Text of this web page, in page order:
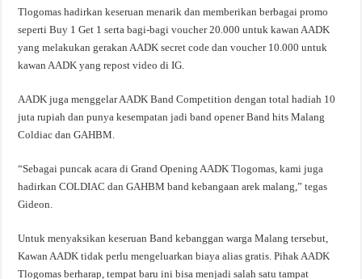
Tlogomas hadirkan keseruan menarik dan memberikan berbagai promo
seperti Buy 1 Get 1 serta bagi-bagi voucher 20.000 untuk kawan AADK
yang melakukan gerakan AADK secret code dan voucher 10.000 untuk
kawan AADK yang repost video di IG.
AADK juga menggelar AADK Band Competition dengan total hadiah 10
juta rupiah dan punya kesempatan jadi band opener Band hits Malang
Coldiac dan GAHBM.
“Sebagai puncak acara di Grand Opening AADK Tlogomas, kami juga
hadirkan COLDIAC dan GAHBM band kebangaan arek malang,” tegas
Gideon.
Untuk menyaksikan keseruan Band kebanggan warga Malang tersebut,
Kawan AADK tidak perlu mengeluarkan biaya alias gratis. Pihak AADK
Tlogomas berharap, tempat baru ini bisa menjadi salah satu tampat